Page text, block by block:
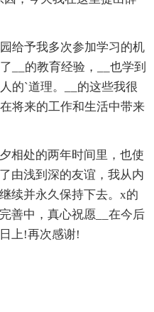
给予我多次参加学习的机
__的教育经验，__也学到
的`道理。__的这些我很
将来的工作和生活中带来
相处的两年时间里，也使
由浅到深的友谊，我从内
续并永久保持下去。x的
善中，真心祝愿__在今后
上!再次感谢!